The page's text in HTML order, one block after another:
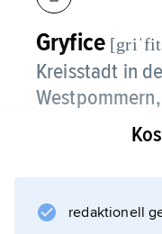
Gryfice
Kreisstadt in
Rega, 16 900
redaktionell